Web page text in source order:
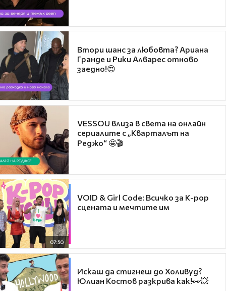
Втори шанс за любовта? Ариана
Гранде и Рики Алварес отново
заедно!😍
VESSOU влиза в света на онлайн
сериалите с „Кварталът на
Реджо“ 🤩🎬
07:50
VOID & Girl Code: Всичко за K-pop
сцената и мечтите им
Искаш да стигнеш до Холивуд?
Юлиан Костов разкрива как!👀💥